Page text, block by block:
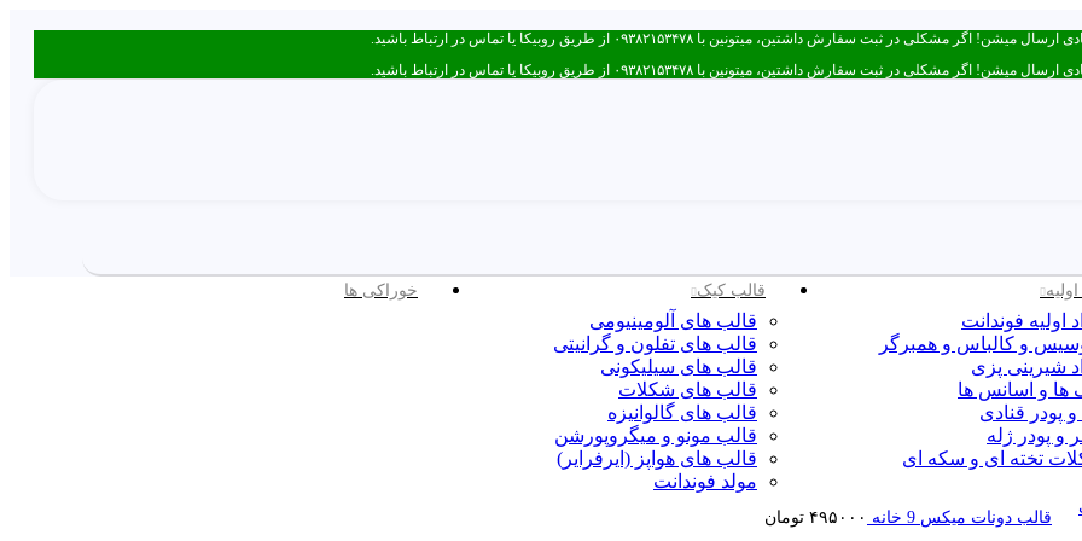
مشکلی در ثبت سفارش داشتین، میتونین با ۰۹۳۸۲۱۵۳۴۷۸ از طریق روبیکا یا تماس در ارتباط باشید.
مشکلی در ثبت سفارش داشتین، میتونین با ۰۹۳۸۲۱۵۳۴۷۸ از طریق روبیکا یا تماس در ارتباط باشید.
اولیه فوندانت
و کالباس و همبرگر
شیرینی پزی
ها و اسانس ها
و پودر قنادی
و پودر ژله
تخته ای و سکه ای
قالب کیک
قالب های آلومینیومی
قالب های تفلون و گرانیتی
قالب های سیلیکونی
قالب های شکلات
قالب های گالوانیزه
قالب مونو و میگروپورشن
قالب های هواپز (ایرفرایر)
مولد فوندانت
خوراکی ها
قالب دونات میکس 9 خانه ۴۹۵۰۰۰ تومان